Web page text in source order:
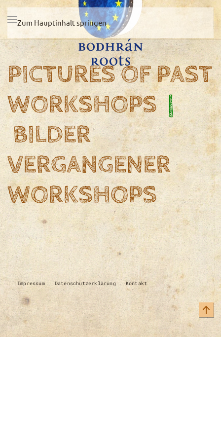
Zum Hauptinhalt springen
PICTURES OF PAST
WORKSHOPS|
BILDER
VERGANGENER
WORKSHOPS
Impressum Datenschutzerklärung Kontakt